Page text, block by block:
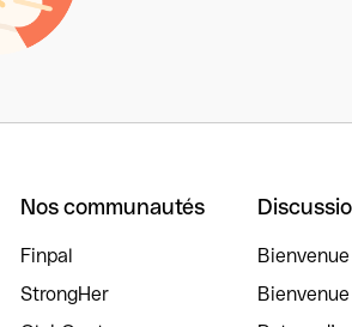
Nos communautés
Finpal
StrongHer